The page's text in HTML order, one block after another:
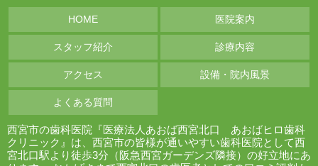
HOME 医院案内
スタッフ紹介 診療内容
アクセス 設備・院内風景
よくある質問
西宮市の歯科医院『医療法人あおば西宮北口 あおばヒロ歯科
クリニック』は、西宮市の皆様が通いやすい歯科医院として西
宮北口駅より徒歩3分（阪急西宮ガーデンズ隣接）の好立地にあ